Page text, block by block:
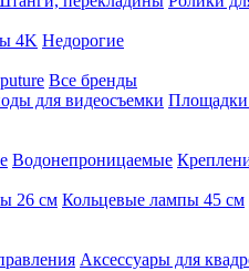
4K Недорогие
Все бренды
для видеосъемки Площадки
Водонепроницаемые
26 см Кольцевые лампы 45 см
Аксессуары для